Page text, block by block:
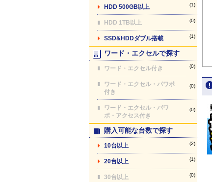
HDD 500GB以上 (1)
HDD 1TB以上 (0)
SSD&HDDダブル搭載 (1)
ワード・エクセルで探す
ワード・エクセル付き (0)
ワード・エクセル・パワポ
付き
(0)
ワード・エクセル・パワ
ポ・アクセス付き
(0)
購入可能な台数で探す
10台以上 (2)
20台以上 (1)
30台以上 (0)